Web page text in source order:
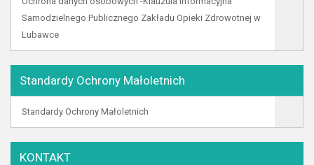
Samodzielnego Publicznego Zakładu Opieki Zdrowotnej w
Lubawce
Standardy Ochrony Małoletnich
Standardy Ochrony Małoletnich
KONTAKT